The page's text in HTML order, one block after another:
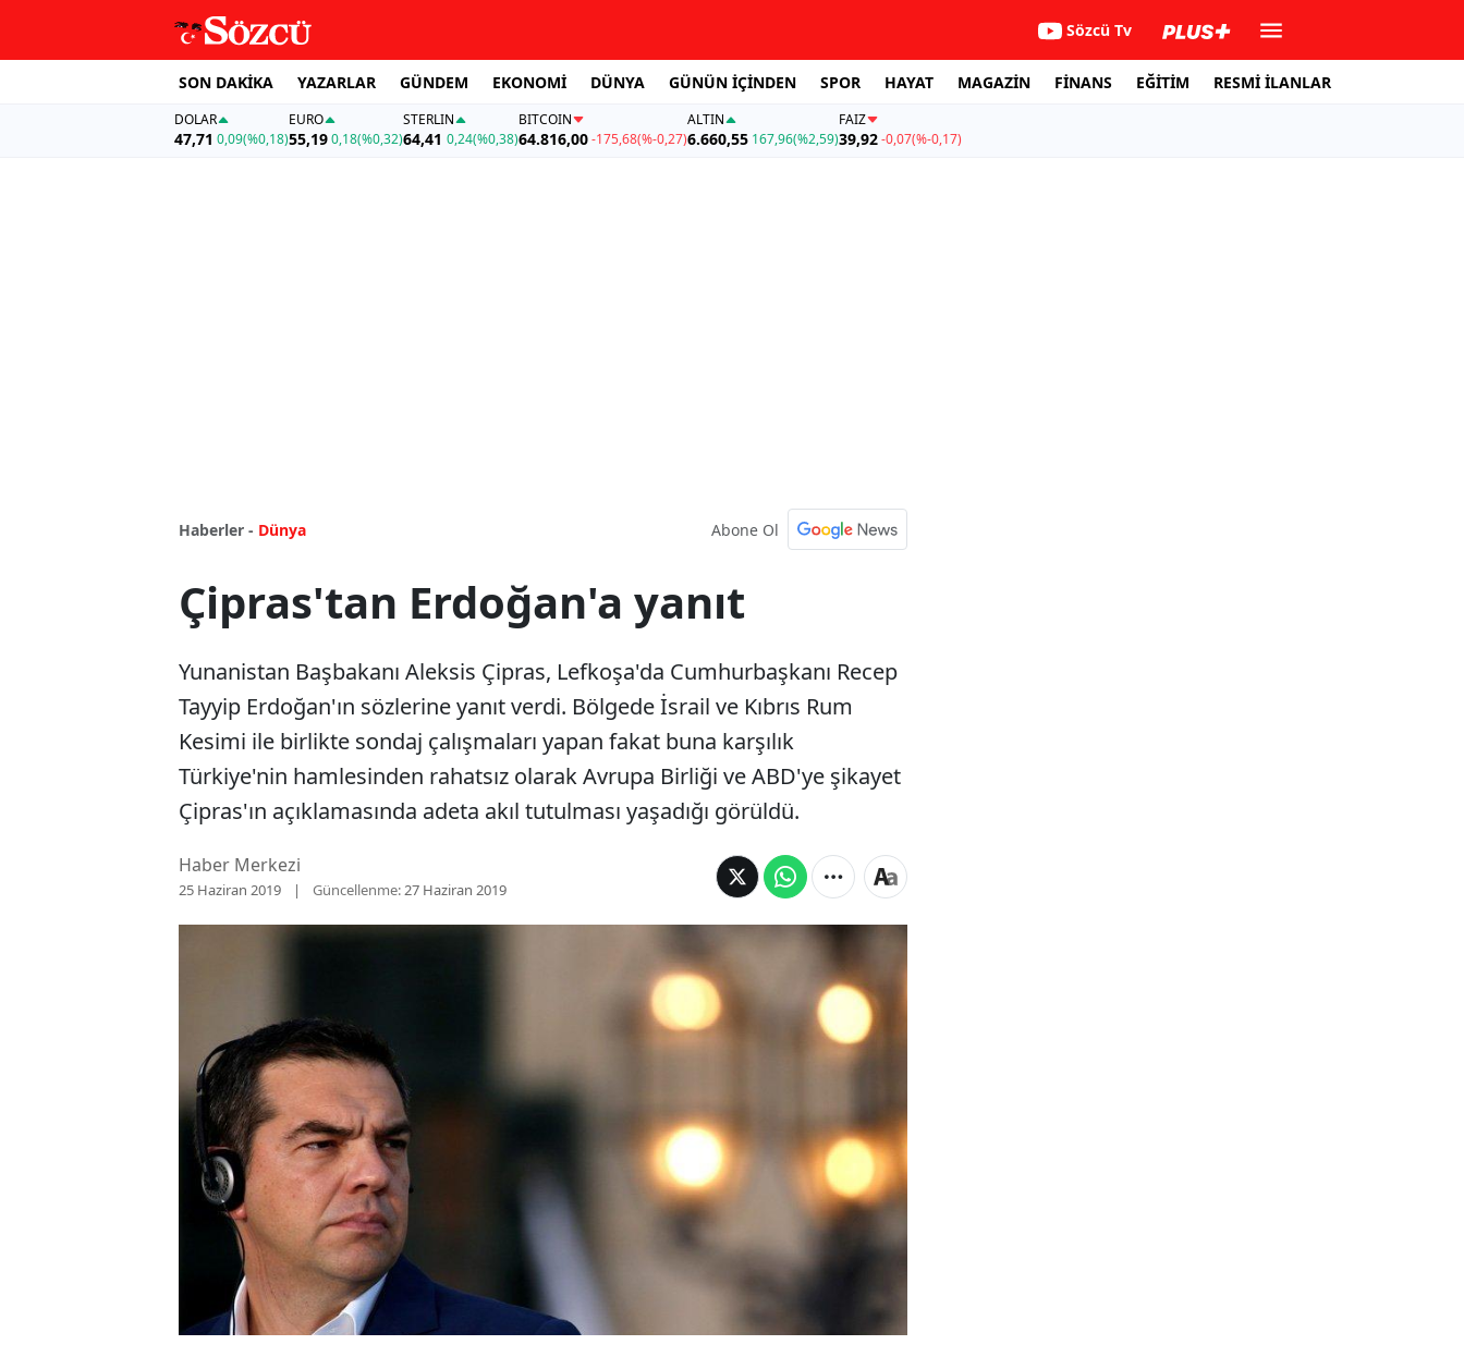
Sözcü Tv
SON DAKİKA YAZARLAR GÜNDEM EKONOMİ DÜNYA GÜNÜN İÇİNDEN SPOR HAYAT MAGAZİN FİNANS EĞİTİM RESMİ İLANLAR
DOLAR
47,71 0,09(%0,18)
EURO
55,19 0,18(%0,32)
STERLIN
64,41 0,24(%0,38)
BITCOIN
64.816,00-175,68(%-0,27)
ALTIN
6.660,55 167,96(%2,59)
FAİZ
39,92-0,07(%-0,17)
Haberler - Dünya Abone Ol
Çipras'tan Erdoğan'a yanıt
Yunanistan Başbakanı Aleksis Çipras, Lefkoşa'da Cumhurbaşkanı Recep
Tayyip Erdoğan'ın sözlerine yanıt verdi. Bölgede İsrail ve Kıbrıs Rum
Kesimi ile birlikte sondaj çalışmaları yapan fakat buna karşılık
Türkiye'nin hamlesinden rahatsız olarak Avrupa Birliği ve ABD'ye şikayet
Çipras'ın açıklamasında adeta akıl tutulması yaşadığı görüldü.
Haber Merkezi
25 Haziran 2019 Güncellenme:27 Haziran 2019
Yunanistan Başbakanı Aleksis Çipras, Lefkoşa'da Cumhurbaşkanı
Recep Tayyip Erdoğan'ın sözlerine yanıt verdi. Bölgede İsrail ve Kıbrıs
Rum Kesimi ile birlikte sondaj çalışmaları yapan fakat buna karşılık
Türkiye'nin hamlesinden rahatsız olarak Avrupa Birliği ve ABD'ye
şikayet Çipras'ın açıklamasında adeta akıl tutulması yaşadığı görüldü.